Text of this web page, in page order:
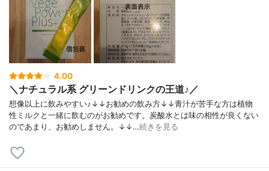
4.00
＼ナチュラル系 グリーンドリンクの王道♪／
想像以上に飲みやすい♪↓↓お勧めの飲み方↓↓青汁が苦手な方は植物
性ミルクと一緒に飲むのがお勧めです。炭酸水とは味の相性が良くない
のであまり、お勧めしません。↓↓…続きを見る